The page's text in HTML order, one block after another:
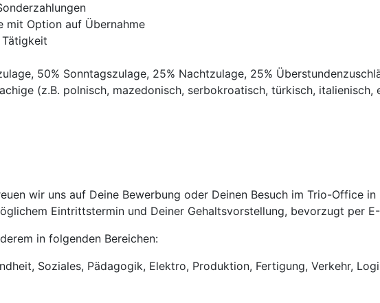
mit Option auf Übernahme
50% Sonntagszulage, 25% Nachtzulage, 25%
(z.B. polnisch, mazedonisch, serbokroatisch, türkisch, italienisch,
wir uns auf Deine Bewerbung oder Deinen Besuch im Trio-Office
Eintrittstermin und Deiner Gehaltsvorstellung, bevorzugt per
in folgenden Bereichen:
Soziales, Pädagogik, Elektro, Produktion, Fertigung, Verkehr,